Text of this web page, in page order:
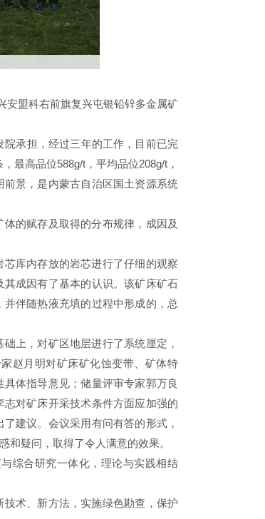
盟科右前旗复兴屯银铅锌多金属矿
承担，经过三年的工作，目前已完
最高品位588g/t，平均品位208g/t，
景，是内蒙古自治区国土资源系统
的赋存及取得的分布规律，成因及
库内存放的岩芯进行了仔细的观察
成因有了基本的认识。该矿床矿石
伴随热液充填的过程中形成的，总
上，对矿区地层进行了系统厘定，
赵月明对矿床矿化蚀变带、矿体特
体指导意见；储量评审专家郭万良
对矿床开采技术条件方面应加强的
建议。会议采用有问有答的形式，
疑问，取得了令人满意的效果。
综合研究一体化，理论与实践相结
术、新方法，实施绿色勘查，保护